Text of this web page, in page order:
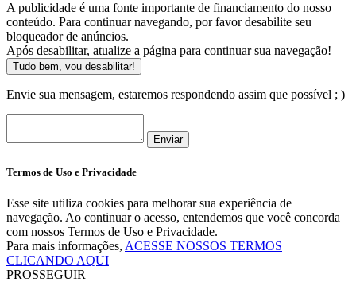
A publicidade é uma fonte importante de financiamento do nosso
conteúdo. Para continuar navegando, por favor desabilite seu
bloqueador de anúncios.
Após desabilitar, atualize a página para continuar sua navegação!
Tudo bem, vou desabilitar!
Envie sua mensagem, estaremos respondendo assim que possível ; )
Enviar
Termos de Uso e Privacidade
Esse site utiliza cookies para melhorar sua experiência de
navegação. Ao continuar o acesso, entendemos que você concorda
com nossos Termos de Uso e Privacidade.
Para mais informações, ACESSE NOSSOS TERMOS
CLICANDO AQUI
PROSSEGUIR